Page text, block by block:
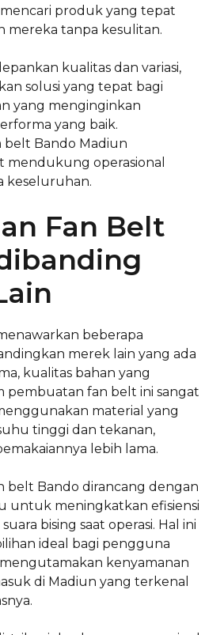
produk yang tepat
mereka tanpa kesulitan.
kualitas dan variasi,
solusi yang tepat bagi
yang menginginkan
yang baik.
belt Bando Madiun
mendukung operasional
keseluruhan.
Fan Belt
beberapa
merek lain yang ada
kualitas bahan yang
pembuatan fan belt ini sangat
material yang
tinggi dan tekanan,
lebih lama.
belt Bando dirancang dengan
untuk meningkatkan efisiensi
bising saat operasi. Hal ini
ideal bagi pengguna
kenyamanan
di Madiun yang terkenal